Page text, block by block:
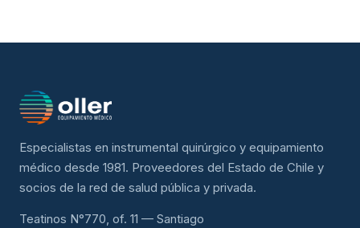
Especialistas en instrumental quirúrgico y equipamiento
médico desde 1981. Proveedores del Estado de Chile y
socios de la red de salud pública y privada.
Teatinos N°770, of. 11 — Santiago